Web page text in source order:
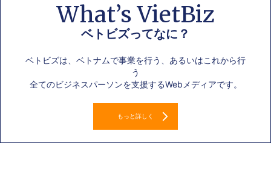
What’s VietBiz
ベトビズってなに？
ベトビズは、ベトナムで事業を行う、あるいはこれから行
う
全てのビジネスパーソンを支援するWebメディアです。
もっと詳しく